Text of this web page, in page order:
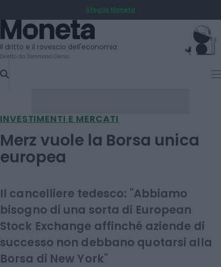
TO
CONTENT
Sfoglia Moneta
Moneta
Il dritto e il rovescio dell'economia
Diretto da Tommaso Cerno
INVESTIMENTI E MERCATI
Merz vuole la Borsa unica
europea
Il cancelliere tedesco: "Abbiamo
bisogno di una sorta di European
Stock Exchange affinché aziende di
successo non debbano quotarsi alla
Borsa di New York"